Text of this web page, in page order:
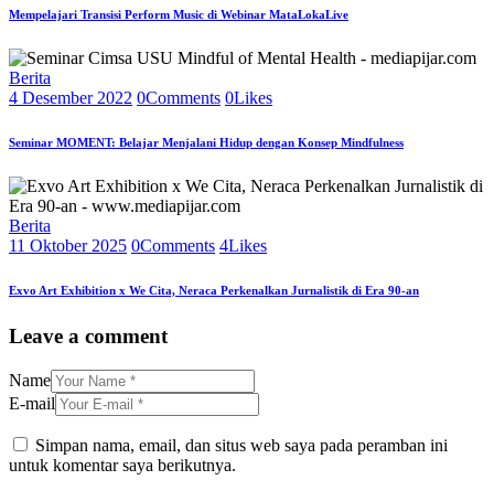
Mempelajari Transisi Perform Music di Webinar MataLokaLive
Berita
4 Desember 2022 0Comments 0Likes
Seminar MOMENT: Belajar Menjalani Hidup dengan Konsep Mindfulness
Berita
11 Oktober 2025 0Comments 4Likes
Exvo Art Exhibition x We Cita, Neraca Perkenalkan Jurnalistik di Era 90-an
Leave a comment
Name
E-mail
Simpan nama, email, dan situs web saya pada peramban ini
untuk komentar saya berikutnya.